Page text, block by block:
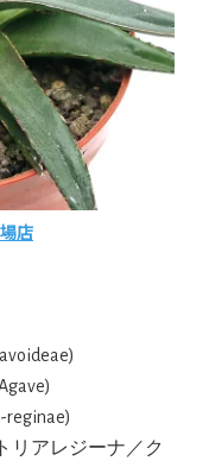
店
reginae)
リアレジーナ／ク